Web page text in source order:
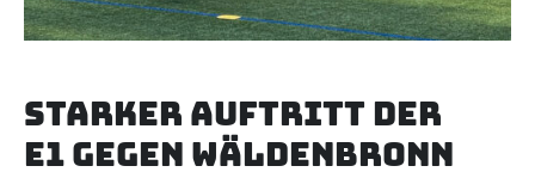
Starker Auftritt der
E1 gegen Wäldenbronn